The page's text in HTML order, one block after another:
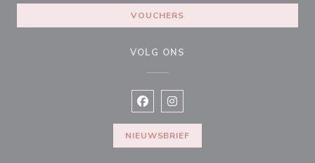
VOUCHERS
VOLG ONS
Facebook ((opent in een nieuw
Instagram ((opent in een
NIEUWSBRIEF